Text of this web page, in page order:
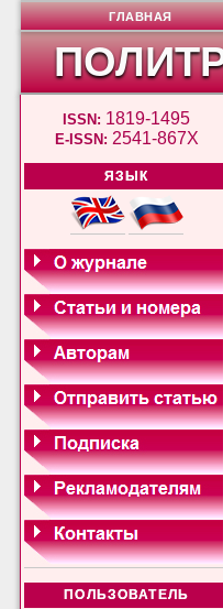
ISSN: 1819-1495
E-ISSN: 2541-867X
ЯЗЫК
ПОЛЬЗОВАТЕЛЬ
ГЛАВНАЯ